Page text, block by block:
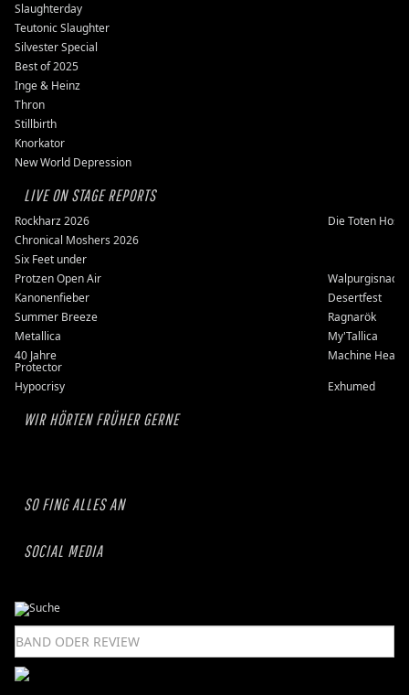
Slaughterday
Teutonic Slaughter
Silvester Special
Best of 2025
Inge & Heinz
Thron
Stillbirth
Knorkator
New World Depression
LIVE ON STAGE REPORTS
Rockharz 2026
Die Toten
Chronical Moshers 2026
Six Feet under
Protzen Open Air
Walpurgisnacht
Kanonenfieber
Desertfest
Summer Breeze
Ragnarök
Metallica
My'Tallica
40 Jahre
Protector
Machine Head
Hypocrisy
Exhumed
WIR HÖRTEN FRÜHER GERNE
SO FING ALLES AN
SOCIAL MEDIA